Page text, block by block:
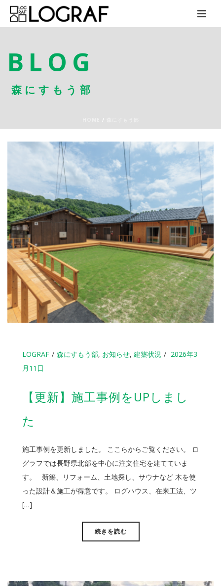
BLOG
森にすもう部
/
LOGRAF 森にすもう部, お知らせ, 建築状況
2026年3
月11日
【更新】施工事例をUPしまし
た
施工事例を更新しました。 ここらからご覧ください。 ロ
グラフでは長野県北部を中心に注文住宅を建てていま
す。 新築、リフォーム、土地探し、サウナなど 木を使
った設計＆施工が得意です。 ログハウス、在来工法、ツ
[…]
続きを読む